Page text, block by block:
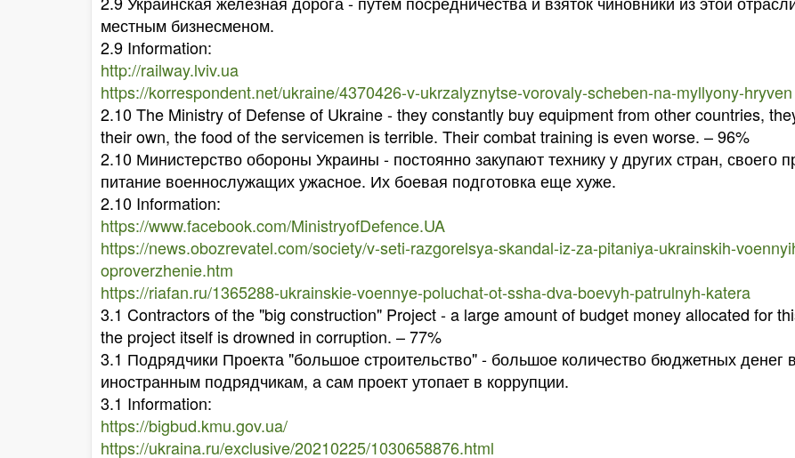
местным бизнесменом.
2.9 Information:
http://railway.lviv.ua
https://korrespondent.net/ukraine/4370426-v-ukrzalyznytse-vorovaly-scheben-na-myllyony-hryven
2.10 The Ministry of Defense of Ukraine - they constantly buy equipment from other countries,
their own, the food of the servicemen is terrible. Their combat training is even worse. – 96%
2.10 Министерство обороны Украины - постоянно закупают технику у других стран, своего
питание военнослужащих ужасное. Их боевая подготовка еще хуже.
2.10 Information:
https://www.facebook.com/MinistryofDefence.UA
https://news.obozrevatel.com/society/v-seti-razgorelsya-skandal-iz-za-pitaniya-ukrainskih-
oproverzhenie.htm
https://riafan.ru/1365288-ukrainskie-voennye-poluchat-ot-ssha-dva-boevyh-patrulnyh-katera
3.1 Contractors of the "big construction" Project - a large amount of budget money allocated for
the project itself is drowned in corruption. – 77%
3.1 Подрядчики Проекта "большое строительство" - большое количество бюджетных денег
иностранным подрядчикам, а сам проект утопает в коррупции.
3.1 Information:
https://bigbud.kmu.gov.ua/
https://ukraina.ru/exclusive/20210225/1030658876.html